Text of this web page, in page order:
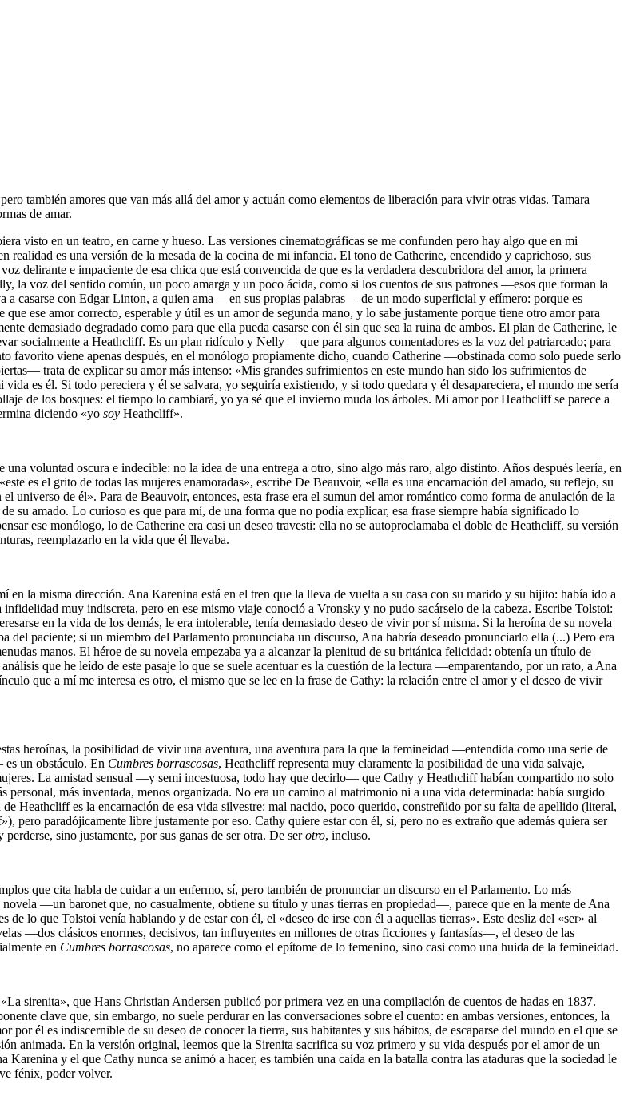
también amores que van más allá del amor y actuán como elementos de liberación para vivir otras vidas. Tamara
de amar.
visto en un teatro, en carne y hueso. Las versiones cinematográficas se me confunden pero hay algo que en mi
es una versión de la mesada de la cocina de mi infancia. El tono de Catherine, encendido y caprichoso, sus
delirante e impaciente de esa chica que está convencida de que es la verdadera descubridora del amor, la primera
la voz del sentido común, un poco amarga y un poco ácida, como si los cuentos de sus patrones —esos que forman la
casarse con Edgar Linton, a quien ama —en sus propias palabras— de un modo superficial y efímero: porque es
ese amor correcto, esperable y útil es un amor de segunda mano, y lo sabe justamente porque tiene otro amor para
demasiado degradado como para que ella pueda casarse con él sin que sea la ruina de ambos. El plan de Catherine, le
socialmente a Heathcliff. Es un plan ridículo y Nelly —que para algunos comentadores es la voz del patriarcado; para
favorito viene apenas después, en el monólogo propiamente dicho, cuando Catherine —obstinada como solo puede serlo
trata de explicar su amor más intenso: «Mis grandes sufrimientos en este mundo han sido los sufrimientos de
es él. Si todo pereciera y él se salvara, yo seguiría existiendo, y si todo quedara y él desapareciera, el mundo me sería
de los bosques: el tiempo lo cambiará, yo ya sé que el invierno muda los árboles. Mi amor por Heathcliff se parece a
diciendo «yo soy Heathcliff».
voluntad oscura e indecible: no la idea de una entrega a otro, sino algo más raro, algo distinto. Años después leería, en
es el grito de todas las mujeres enamoradas», escribe De Beauvoir, «ella es una encarnación del amado, su reflejo, su
universo de él». Para de Beauvoir, entonces, esta frase era el sumun del amor romántico como forma de anulación de la
su amado. Lo curioso es que para mí, de una forma que no podía explicar, esa frase siempre había significado lo
ese monólogo, lo de Catherine era casi un deseo travesti: ella no se autoproclamaba el doble de Heathcliff, su versión
reemplazarlo en la vida que él llevaba.
en la misma dirección. Ana Karenina está en el tren que la lleva de vuelta a su casa con su marido y su hijito: había ido a
muy indiscreta, pero en ese mismo viaje conoció a Vronsky y no pudo sacárselo de la cabeza. Escribe Tolstoi:
en la vida de los demás, le era intolerable, tenía demasiado deseo de vivir por sí misma. Si la heroína de su novela
del paciente; si un miembro del Parlamento pronunciaba un discurso, Ana habría deseado pronunciarlo ella (...) Pero era
manos. El héroe de su novela empezaba ya a alcanzar la plenitud de su británica felicidad: obtenía un título de
que he leído de este pasaje lo que se suele acentuar es la cuestión de la lectura —emparentando, por un rato, a Ana
que a mí me interesa es otro, el mismo que se lee en la frase de Cathy: la relación entre el amor y el deseo de vivir
heroínas, la posibilidad de vivir una aventura, una aventura para la que la femineidad —entendida como una serie de
un obstáculo. En Cumbres borrascosas, Heathcliff representa muy claramente la posibilidad de una vida salvaje,
La amistad sensual —y semi incestuosa, todo hay que decirlo— que Cathy y Heathcliff habían compartido no solo
más inventada, menos organizada. No era un camino al matrimonio ni a una vida determinada: había surgido
Heathcliff es la encarnación de esa vida silvestre: mal nacido, poco querido, constreñido por su falta de apellido (literal,
paradójicamente libre justamente por eso. Cathy quiere estar con él, sí, pero no es extraño que además quiera ser
sino justamente, por sus ganas de ser otra. De serotro, incluso.
que cita habla de cuidar a un enfermo, sí, pero también de pronunciar un discurso en el Parlamento. Lo más
—un baronet que, no casualmente, obtiene su título y unas tierras en propiedad—, parece que en la mente de Ana
lo que Tolstoi venía hablando y de estar con él, el «deseo de irse con él a aquellas tierras». Este desliz del «ser» al
—dos clásicos enormes, decisivos, tan influyentes en millones de otras ficciones y fantasías—, el deseo de las
en Cumbres borrascosas, no aparece como el epítome de lo femenino, sino casi como una huida de la femineidad.
sirenita», que Hans Christian Andersen publicó por primera vez en una compilación de cuentos de hadas en 1837.
clave que, sin embargo, no suele perdurar en las conversaciones sobre el cuento: en ambas versiones, entonces, la
él es indiscernible de su deseo de conocer la tierra, sus habitantes y sus hábitos, de escaparse del mundo en el que se
animada. En la versión original, leemos que la Sirenita sacrifica su voz primero y su vida después por el amor de un
y el que Cathy nunca se animó a hacer, es también una caída en la batalla contra las ataduras que la sociedad le
fénix, poder volver.